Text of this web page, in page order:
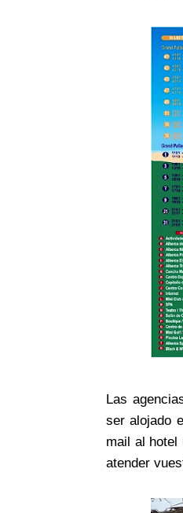
Las
ser alojado
mail al hotel
atender